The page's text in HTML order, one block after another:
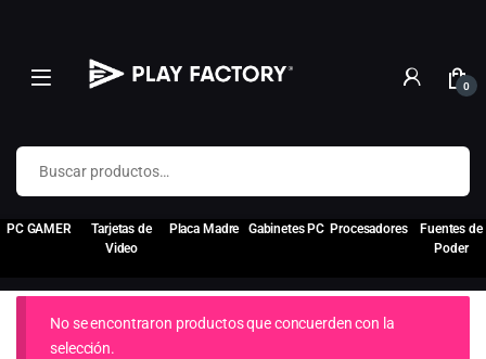
0
Buscar por:
PC GAMER
Tarjetas de
Video
Placa Madre Gabinetes PC Procesadores
Fuentes de
Poder
No se encontraron productos que concuerden con la
selección.